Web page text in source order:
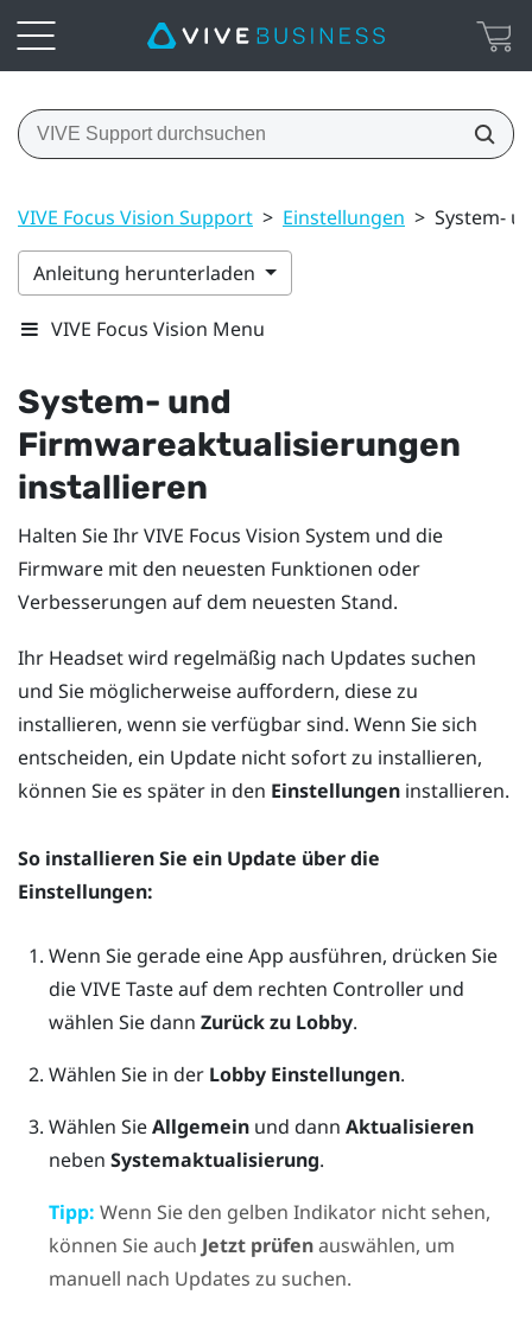
VIVE Focus Vision Support > Einstellungen > System-
Anleitung herunterladen
VIVE Focus Vision Menu
System- und
Firmwareaktualisierungen
installieren
Halten Sie IhrVIVE Focus Vision System und die
Firmware mit den neuesten Funktionen oder
Verbesserungen auf dem neuesten Stand.
Ihr Headset wird regelmäßig nach Updates suchen
und Sie möglicherweise auffordern, diese zu
installieren, wenn sie verfügbar sind. Wenn Sie sich
entscheiden, ein Update nicht sofort zu installieren,
können Sie es später in den Einstellungen installieren.
So installieren Sie ein Update über die
Einstellungen:
Wenn Sie gerade eine App ausführen, drücken Sie
dieVIVE Taste auf dem rechten Controller und
wählen Sie dann Zurück zu Lobby.
Wählen Sie in der Lobby Einstellungen.
Wählen SieAllgemeinund dann Aktualisieren
neben Systemaktualisierung.
Tipp: Wenn Sie den gelben Indikator nicht sehen,
können Sie auch Jetzt prüfenauswählen, um
manuell nach Updates zu suchen.